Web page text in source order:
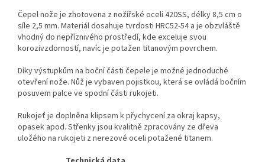
Čepel nože je zhotovena z nožířské oceli 420SS, délky 8,5 cm o
síle 2,5 mm. Materiál dosahuje tvrdosti HRC52-54 a je obzvláště
vhodný do nepříznivého prostředí, kde exceluje svou
korozivzdorností, navíc je potažen titanovým povrchem.
Díky výstupkům na boční části čepele je možné jednoduché
otevření nože. Nůž je vybaven pojistkou, která se ovládá bočním
posuvem palce ve spodní části rukojeti.
Rukojeť je doplněna klipsem k přychycení za okraj kapsy,
opasek apod. Střenky jsou kvalitně zpracovány ze dřeva
uložého na rukojeti z nerezové oceli potažené titanem.